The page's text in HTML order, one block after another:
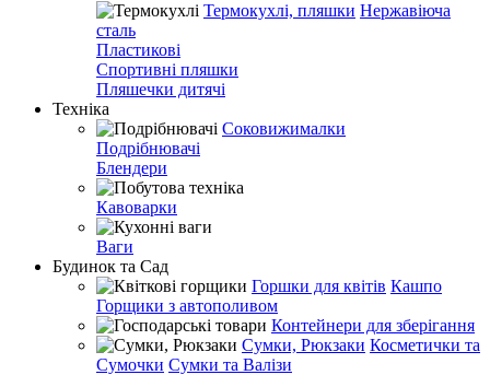
Термокухлі, пляшки Нержавіюча
сталь
Пластикові
Спортивні пляшки
Пляшечки дитячі
Техніка
Соковижималки
Подрібнювачі
Блендери
Кавоварки
Ваги
Будинок та Сад
Горшки для квітів Кашпо
Горщики з автополивом
Контейнери для зберігання
Сумки, Рюкзаки Косметички та
Сумочки Сумки та Валізи